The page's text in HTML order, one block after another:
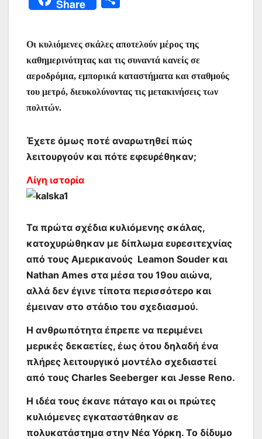
c
b
o
o
k
itt at
A
p
p
ai
st e
n
g
a
m
Share
α
σ
τε
Οι κυλιόμενες σκάλες αποτελούν μέρος της
καθημερινότητας και τις συναντά κανείς σε
αεροδρόμια, εμπορικά καταστήματα και σταθμούς
του μετρό, διευκολύνοντας τις μετακινήσεις των
πολιτών.
Έχετε όμως ποτέ αναρωτηθεί πώς
λειτουργούν και πότε εφευρέθηκαν;
Λίγη ιστορία
Τα πρώτα σχέδια κυλιόμενης σκάλας,
κατοχυρώθηκαν με δίπλωμα ευρεσιτεχνίας
από τους Αμερικανούς Leamon Souder και
Nathan Ames στα μέσα του 19ου αιώνα,
αλλά δεν έγινε τίποτα περισσότερο και
έμειναν στο στάδιο του σχεδιασμού.
Η ανθρωπότητα έπρεπε να περιμένει
μερικές δεκαετίες, έως ότου δηλαδή ένα
πλήρες λειτουργικό μοντέλο σχεδιαστεί
από τους Charles Seeberger και Jesse Reno.
Η ιδέα τους έκανε πάταγο και οι πρώτες
κυλιόμενες εγκαταστάθηκαν σε
πολυκατάστημα στην Νέα Υόρκη. Το δίδυμο